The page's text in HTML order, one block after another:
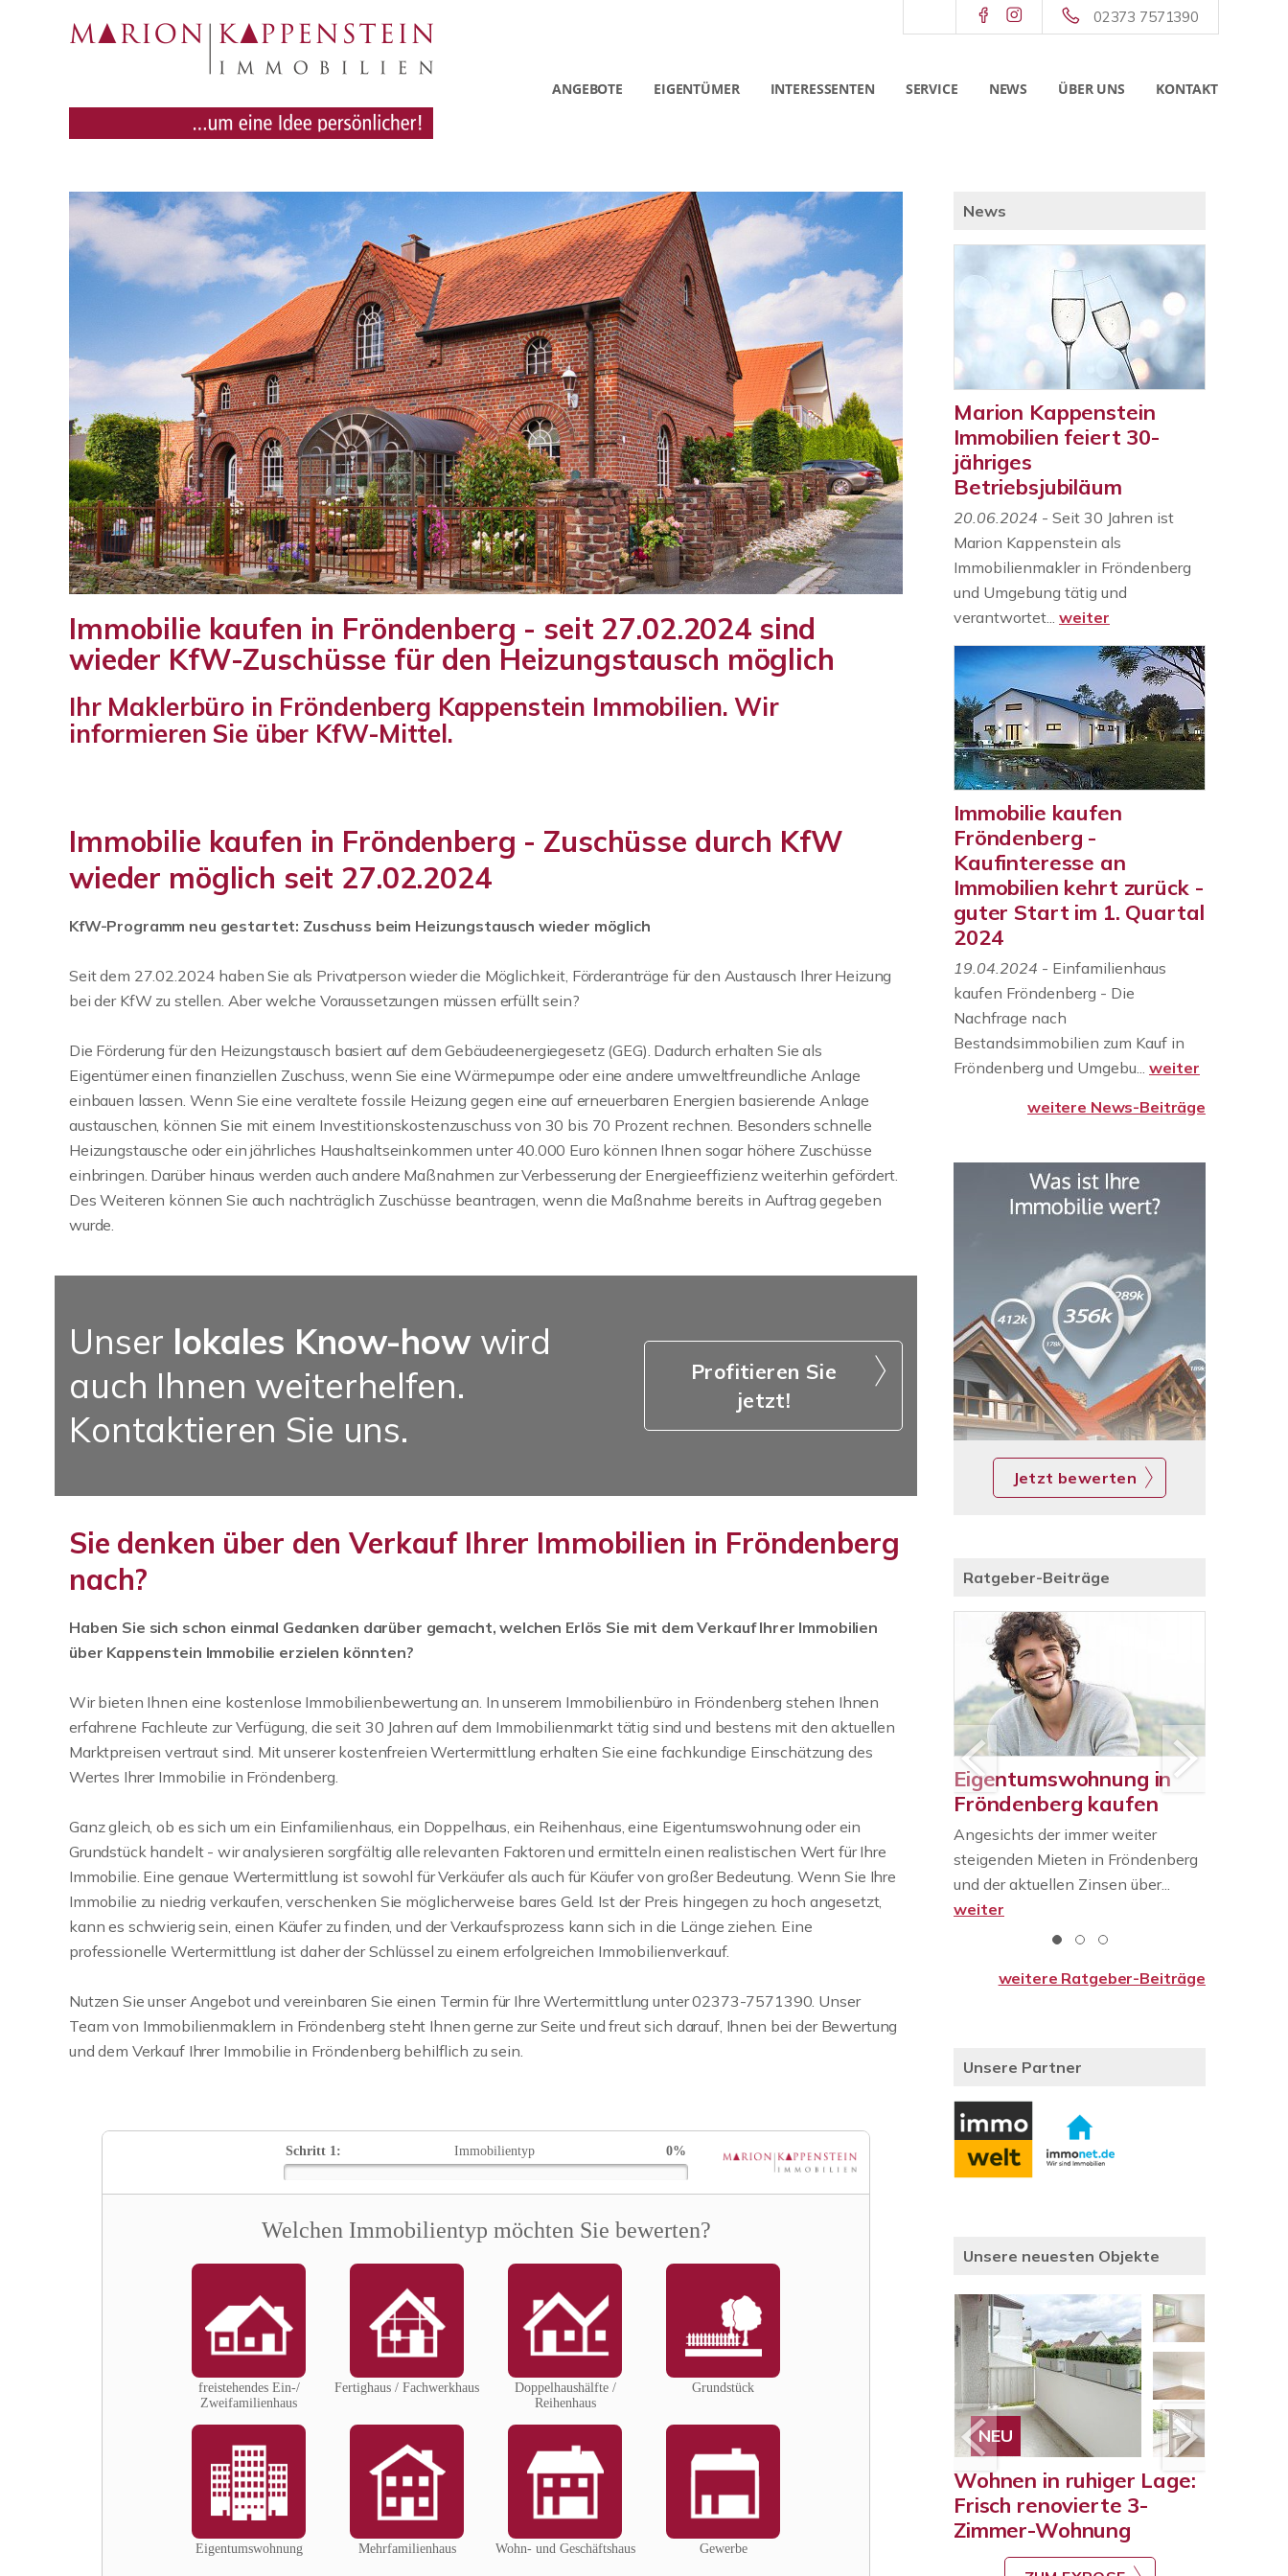
02373 7571390
ANGEBOTE EIGENTÜMER INTERESSENTEN SERVICE NEWS ÜBER UNS KONTAKT
Immobilie kaufen in Fröndenberg - seit 27.02.2024 sind
wieder KfW-Zuschüsse für den Heizungstausch möglich
Ihr Maklerbüro in Fröndenberg Kappenstein Immobilien. Wir
informieren Sie über KfW-Mittel.
Immobilie kaufen in Fröndenberg - Zuschüsse durch KfW
wieder möglich seit 27.02.2024
KfW-Programm neu gestartet: Zuschuss beim Heizungstausch wieder möglich
Seit dem 27.02.2024 haben Sie als Privatperson wieder die Möglichkeit, Förderanträge für den Austausch Ihrer Heizung
bei der KfW zu stellen. Aber welche Voraussetzungen müssen erfüllt sein?
Die Förderung für den Heizungstausch basiert auf dem Gebäudeenergiegesetz (GEG). Dadurch erhalten Sie als
Eigentümer einen finanziellen Zuschuss, wenn Sie eine Wärmepumpe oder eine andere umweltfreundliche Anlage
einbauen lassen. Wenn Sie eine veraltete fossile Heizung gegen eine auf erneuerbaren Energien basierende Anlage
austauschen, können Sie mit einem Investitionskostenzuschuss von 30 bis 70 Prozent rechnen. Besonders schnelle
Heizungstausche oder ein jährliches Haushaltseinkommen unter 40.000 Euro können Ihnen sogar höhere Zuschüsse
einbringen. Darüber hinaus werden auch andere Maßnahmen zur Verbesserung der Energieeffizienz weiterhin gefördert.
Des Weiteren können Sie auch nachträglich Zuschüsse beantragen, wenn die Maßnahme bereits in Auftrag gegeben
wurde.
Unser lokales Know-howwird
auch Ihnen weiterhelfen.
Kontaktieren Sie uns.
Profitieren Sie
jetzt!
Sie denken über den Verkauf Ihrer Immobilien in Fröndenberg
nach?
Haben Sie sich schon einmal Gedanken darüber gemacht, welchen Erlös Sie mit dem Verkauf Ihrer Immobilien
über Kappenstein Immobilie erzielen könnten?
Wir bieten Ihnen eine kostenlose Immobilienbewertung an. In unserem Immobilienbüro in Fröndenberg stehen Ihnen
erfahrene Fachleute zur Verfügung, die seit 30 Jahren auf dem Immobilienmarkt tätig sind und bestens mit den aktuellen
Marktpreisen vertraut sind. Mit unserer kostenfreien Wertermittlung erhalten Sie eine fachkundige Einschätzung des
Wertes Ihrer Immobilie in Fröndenberg.
Ganz gleich, ob es sich um ein Einfamilienhaus, ein Doppelhaus, ein Reihenhaus, eine Eigentumswohnung oder ein
Grundstück handelt - wir analysieren sorgfältig alle relevanten Faktoren und ermitteln einen realistischen Wert für Ihre
Immobilie. Eine genaue Wertermittlung ist sowohl für Verkäufer als auch für Käufer von großer Bedeutung. Wenn Sie Ihre
Immobilie zu niedrig verkaufen, verschenken Sie möglicherweise bares Geld. Ist der Preis hingegen zu hoch angesetzt,
kann es schwierig sein, einen Käufer zu finden, und der Verkaufsprozess kann sich in die Länge ziehen. Eine
professionelle Wertermittlung ist daher der Schlüssel zu einem erfolgreichen Immobilienverkauf.
Nutzen Sie unser Angebot und vereinbaren Sie einen Termin für Ihre Wertermittlung unter 02373-7571390. Unser
Team von Immobilienmaklern in Fröndenberg steht Ihnen gerne zur Seite und freut sich darauf, Ihnen bei der Bewertung
und dem Verkauf Ihrer Immobilie in Fröndenberg behilflich zu sein.
News
Marion Kappenstein
Immobilien feiert 30-
jähriges
Betriebsjubiläum
20.06.2024 - Seit 30 Jahren ist
Marion Kappenstein als
Immobilienmakler in Fröndenberg
und Umgebung tätig und
verantwortet... weiter
Immobilie kaufen
Fröndenberg -
Kaufinteresse an
Immobilien kehrt zurück -
guter Start im 1. Quartal
2024
19.04.2024 - Einfamilienhaus
kaufen Fröndenberg - Die
Nachfrage nach
Bestandsimmobilien zum Kauf in
Fröndenberg und Umgebu... weiter
weitere News-Beiträge
Jetzt bewerten
Ratgeber-Beiträge
Menden sowie im
südlichen Kreis Unna
Als Senior sind Sie bereits im
Ruhestand und besitzen eine
Immobilie in Fröndenberg, Mende...
weiter
Eigentumswohnung in
Fröndenberg kaufen
Angesichts der immer weiter
steigenden Mieten in Fröndenberg
und der aktuellen Zinsen über...
weiter
weitere Ratgeber-Beiträge
Unsere Partner
Unsere neuesten Objekte
NEU
Ein Haus mit Geschichte,
gewachsen mit den
Ansprüchen seiner
Bewohner.
Baugrundstück -
NEU
Wohnen in ruhiger Lage:
Frisch renovierte 3-
Zimmer-Wohnung